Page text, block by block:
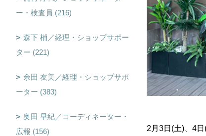
2月3日(土)、4
ー・検査員 (216)
森下 梢／経理・ショップサポー
ター (221)
余田 友美／経理・ショップサポ
ーター (383)
奥田 早紀／コーディネーター・
広報 (156)